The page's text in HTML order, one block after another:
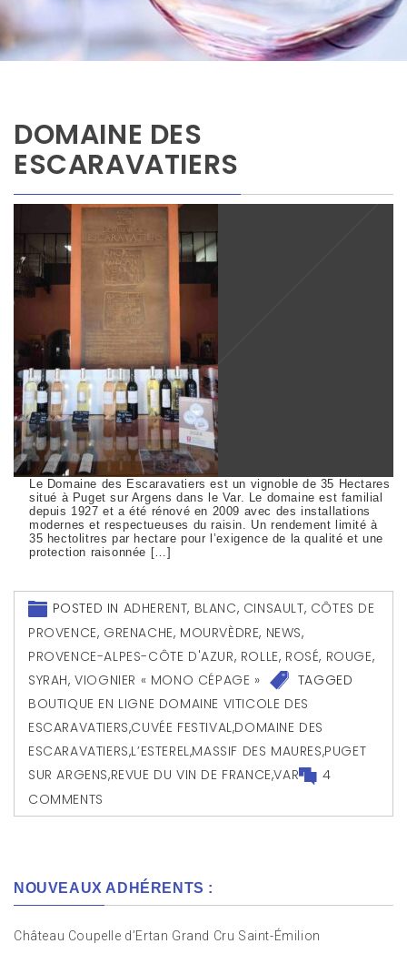
DOMAINE DES
ESCARAVATIERS
Le Domaine des Escaravatiers est un vignoble de 35 Hectares
situé à Puget sur Argens dans le Var. Le domaine est familial
depuis 1927 et a été rénové en 2009 avec des installations
modernes et respectueuses du raisin. Un rendement limité à
35 hectolitres par hectare pour l’exigence de la qualité et une
protection raisonnée […]
POSTED IN ADHERENT, BLANC, CINSAULT, CÔTES DE
PROVENCE, GRENACHE, MOURVÈDRE, NEWS,
PROVENCE-ALPES-CÔTE D'AZUR, ROLLE, ROSÉ, ROUGE,
SYRAH,VIOGNIER « MONO CÉPAGE »
TAGGED
BOUTIQUE EN LIGNE DOMAINE VITICOLE DES
ESCARAVATIERS,CUVÉE FESTIVAL,DOMAINE DES
ESCARAVATIERS,L’ESTEREL,MASSIF DES MAURES,PUGET
SUR ARGENS,REVUE DU VIN DE FRANCE,VAR
4
COMMENTS
NOUVEAUX ADHÉRENTS :
Château Coupelle d’Ertan Grand Cru Saint-Émilion